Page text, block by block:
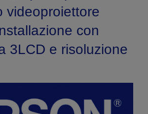
videoproiettore
con
3LCD e risoluzione